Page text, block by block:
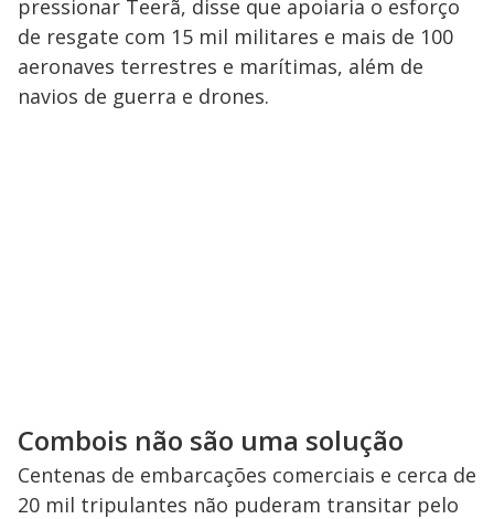
pressionar Teerã, disse que apoiaria o esforço
de resgate com 15 mil militares e mais de 100
aeronaves terrestres e marítimas, além de
navios de guerra e drones.
Combois não são uma solução
Centenas de embarcações comerciais e cerca de
20 mil tripulantes não puderam transitar pelo